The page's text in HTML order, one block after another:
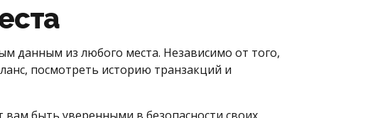
данным из любого места. Независимо от того,
посмотреть историю транзакций и